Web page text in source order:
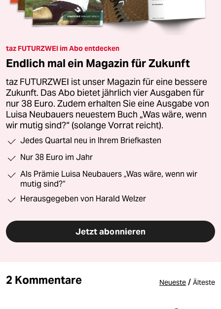
taz FUTURZWEI im Abo entdecken
Endlich mal ein Magazin für Zukunft
taz FUTURZWEI ist unser Magazin für eine bessere
Zukunft. Das Abo bietet jährlich vier Ausgaben für
nur 38 Euro. Zudem erhalten Sie eine Ausgabe von
Luisa Neubauers neuestem Buch „Was wäre, wenn
wir mutig sind?“ (solange Vorrat reicht).
Jedes Quartal neu in Ihrem Briefkasten
Nur 38 Euro im Jahr
Als Prämie Luisa Neubauers „Was wäre, wenn wir
mutig sind?“
Herausgegeben von Harald Welzer
Jetzt abonnieren
2 Kommentare Neueste / Älteste